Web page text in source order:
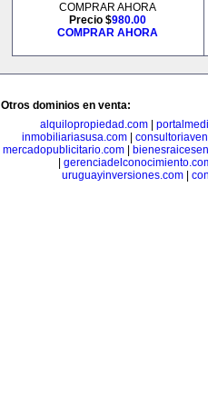
COMPRAR AHORA
Precio $980.00
COMPRAR AHORA
Otros dominios en venta:
alquilopropiedad.com|
inmobiliariasusa.com|
mercadopublicitario.com
uruguayinversiones.com